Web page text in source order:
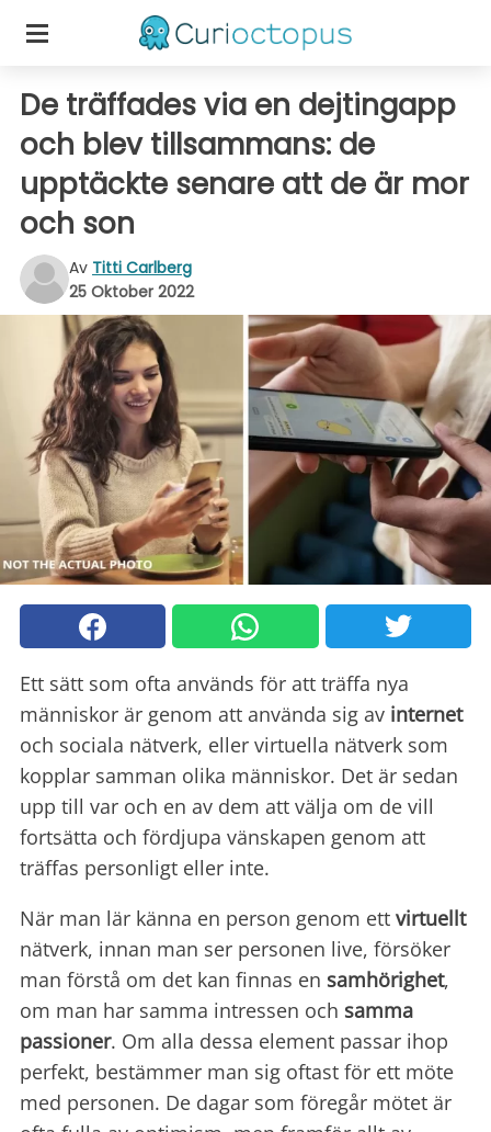
De träffades via en dejtingapp
och blev tillsammans: de
upptäckte senare att de är mor
och son
Av Titti Carlberg
25 Oktober 2022
Ett sätt som ofta används för att träffa nya
människor är genom att använda sig av internet
och sociala nätverk, eller virtuella nätverk som
kopplar samman olika människor. Det är sedan
upp till var och en av dem att välja om de vill
fortsätta och fördjupa vänskapen genom att
träffas personligt eller inte.
När man lär känna en person genom ett virtuellt
nätverk, innan man ser personen live, försöker
man förstå om det kan finnas en samhörighet,
om man har samma intressen och samma
passioner. Om alla dessa element passar ihop
perfekt, bestämmer man sig oftast för ett möte
med personen. De dagar som föregår mötet är